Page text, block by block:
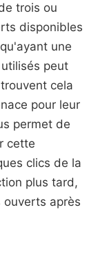
trois ou
disponibles
une
peut
cela
pour leur
permet de
cette
clics de la
plus tard,
ouverts après